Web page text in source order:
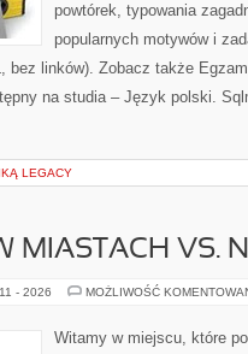
powtórek, typowania
popularnych motywów i
bez linków). Zobacz także
na studia – Język polski.
LEGACY
MIASTACH VS.
- 2026 MOŻLIWOŚĆ
Witamy w miejscu, które